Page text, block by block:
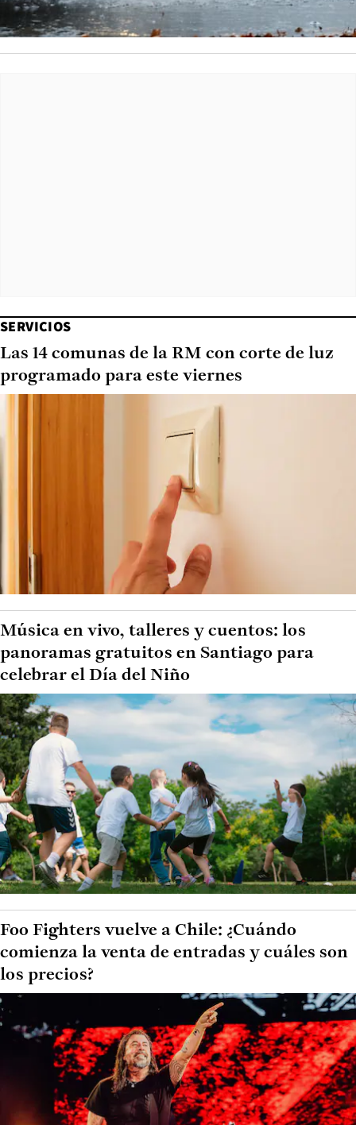
SERVICIOS
Las 14 comunas de la RM con corte de luz
programado para este viernes
Música en vivo, talleres y cuentos: los
panoramas gratuitos en Santiago para
celebrar el Día del Niño
Foo Fighters vuelve a Chile: ¿Cuándo
comienza la venta de entradas y cuáles son
los precios?